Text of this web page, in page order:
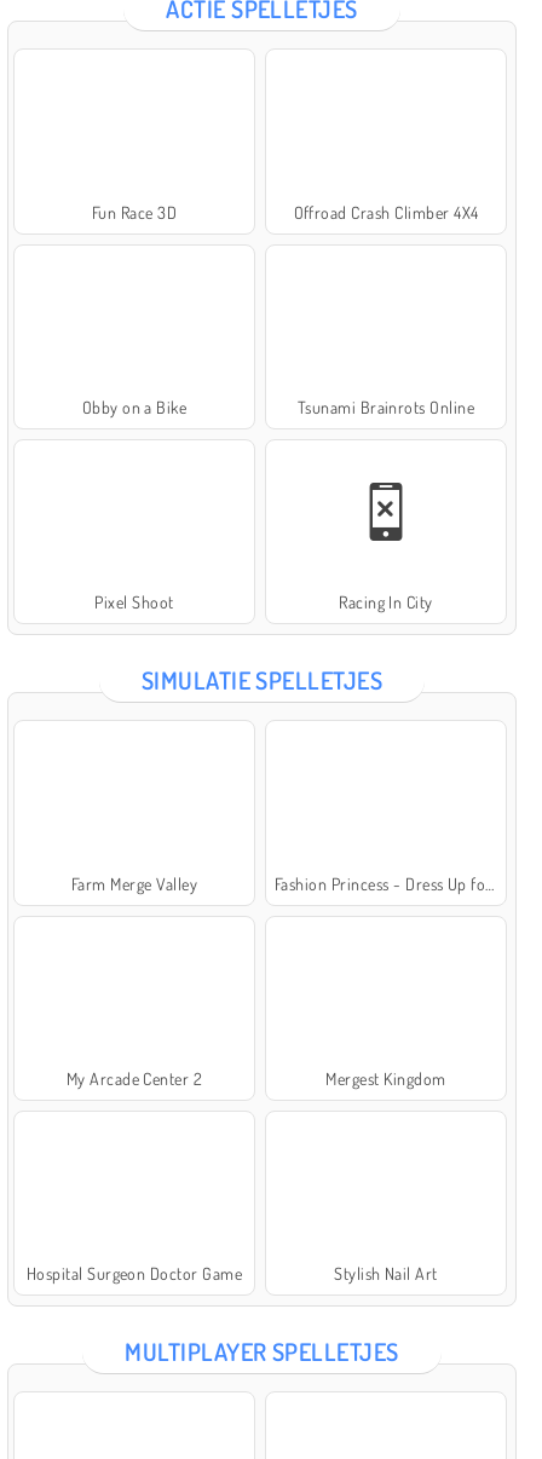
ACTIE SPELLETJES
Fun Race 3D Offroad Crash Climber 4X4
Obby on a Bike Tsunami Brainrots Online
Pixel Shoot Racing In City
SIMULATIE SPELLETJES
Farm Merge Valley
My Arcade Center 2 Mergest Kingdom
Hospital Surgeon Doctor Game Stylish Nail Art
MULTIPLAYER SPELLETJES